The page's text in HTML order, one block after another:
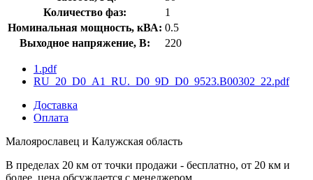
Количество фаз:
1
Номинальная мощность, кВА: 0.5
Выходное напряжение, В:
220
1.pdf
RU_20_D0_A1_RU._D0_9D_D0_9523.B00302_22.pdf
Доставка
Оплата
Малоярославец и Калужская область
В пределах 20 км от точки продажи - бесплатно, от 20 км и
более, цена обсуждается с менеджером